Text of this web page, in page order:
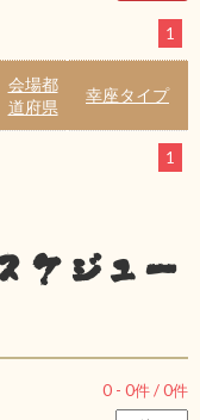
1
会場都
道府県
幸座タイプ
1
ケジュー
0 - 0件 /0件